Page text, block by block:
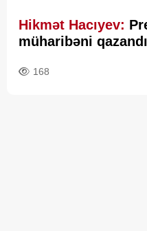
Hikmət Hacıyev:
müharibəni
168